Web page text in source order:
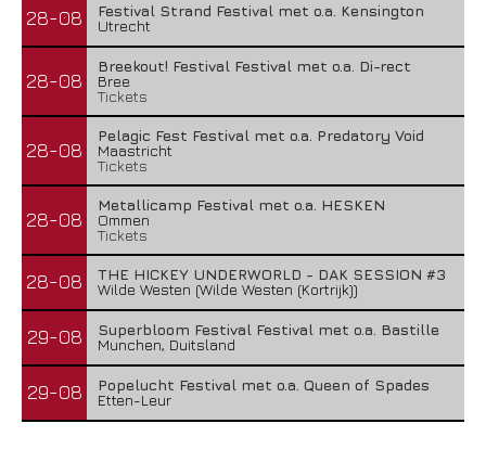
28-08
Festival Strand Festival met o.a. Kensington
Utrecht
28-08
Breekout! Festival Festival met o.a. Di-rect
Bree
Tickets
28-08
Pelagic Fest Festival met o.a. Predatory Void
Maastricht
Tickets
28-08
Metallicamp Festival met o.a. HESKEN
Ommen
Tickets
28-08
THE HICKEY UNDERWORLD - DAK SESSION #3
Wilde Westen (Wilde Westen (Kortrijk))
29-08
Superbloom Festival Festival met o.a. Bastille
Munchen, Duitsland
29-08
Popelucht Festival met o.a. Queen of Spades
Etten-Leur